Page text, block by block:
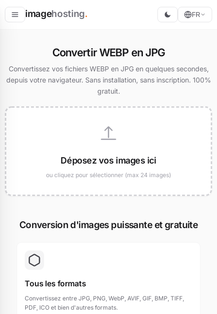
imagehosting.
Redimensionner
FR
Convertir WEBP en JPG
Convertissez vos fichiers WEBP en JPG en quelques secondes,
depuis votre navigateur. Sans installation, sans inscription. 100%
gratuit.
Déposez vos images ici
ou cliquez pour sélectionner (max 24 images)
Conversion d'images puissante et gratuite
Tous les formats
Convertissez entre JPG, PNG, WebP, AVIF, GIF, BMP, TIFF,
PDF, ICO et bien d'autres formats.